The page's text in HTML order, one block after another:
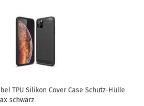
TPU Si­li­kon Cover Case Schutz-​​Hülle
schwarz